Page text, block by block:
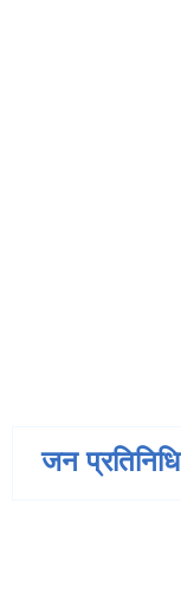
जन प्रतिनिधि